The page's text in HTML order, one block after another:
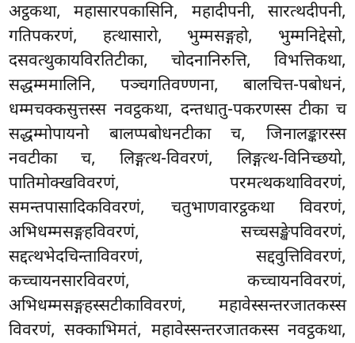
अट्ठकथा, महासारपकासिनि, महादीपनी, सारत्थदीपनी,
गतिपकरणं, हत्थासारो, भुम्मसङ्गहो, भुम्मनिद्देसो,
दसवत्थुकायविरतिटीका, चोदनानिरुत्ति, विभत्तिकथा,
सद्धम्ममालिनि, पञ्चगतिवण्णना, बालचित्त-पबोधनं,
धम्मचक्कसुत्तस्स नवट्ठकथा, दन्तधातु-पकरणस्स टीका च
सद्धम्मोपायनो बालप्पबोधनटीका च, जिनालङ्कारस्स
नवटीका च, लिङ्गत्थ-विवरणं, लिङ्गत्थ-विनिच्छयो,
पातिमोक्खविवरणं, परमत्थकथाविवरणं,
समन्तपासादिकविवरणं, चतुभाणवारट्ठकथा विवरणं,
अभिधम्मसङ्गहविवरणं, सच्चसङ्खेपविवरणं,
सद्दत्थभेदचिन्ताविवरणं, सद्दवुत्तिविवरणं,
कच्चायनसारविवरणं, कच्चायनविवरणं,
अभिधम्मसङ्गहस्सटीकाविवरणं, महावेस्सन्तरजातकस्स
विवरणं, सक्काभिमतं, महावेस्सन्तरजातकस्स नवट्ठकथा,